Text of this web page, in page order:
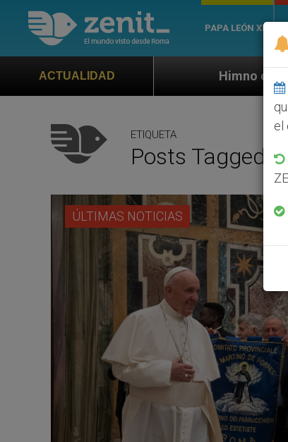
PAPA LEÓN XIV
ACTUALIDADHimno oficial de la Jornada Mundial
ETIQUETA
Posts Tagged
ÚLTIMAS NOTICIAS
el